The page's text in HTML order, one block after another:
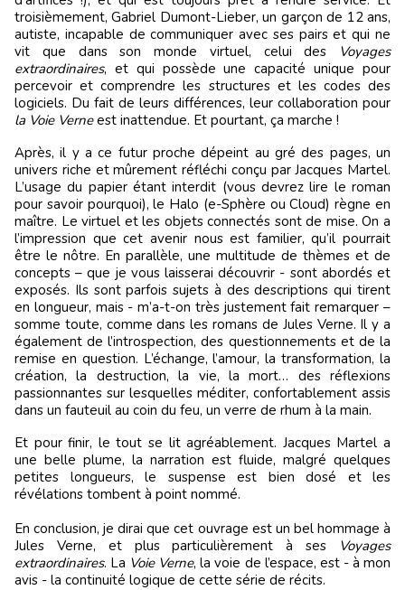
troisièmement, Gabriel Dumont-Lieber, un garçon de 12 ans,
autiste, incapable de communiquer avec ses pairs et qui ne
vit que dans son monde virtuel, celui des Voyages
extraordinaires, et qui possède une capacité unique pour
percevoir et comprendre les structures et les codes des
logiciels. Du fait de leurs différences, leur collaboration pour
la Voie Verneest inattendue. Et pourtant, ça marche !
Après, il y a ce futur proche dépeint au gré des pages, un
univers riche et mûrement réfléchi conçu par Jacques Martel.
L’usage du papier étant interdit (vous devrez lire le roman
pour savoir pourquoi), le Halo (e-Sphère ou Cloud) règne en
maître. Le virtuel et les objets connectés sont de mise. On a
l’impression que cet avenir nous est familier, qu’il pourrait
être le nôtre. En parallèle, une multitude de thèmes et de
concepts – que je vous laisserai découvrir - sont abordés et
exposés. Ils sont parfois sujets à des descriptions qui tirent
en longueur, mais - m’a-t-on très justement fait remarquer –
somme toute, comme dans les romans de Jules Verne. Il y a
également de l’introspection, des questionnements et de la
remise en question. L’échange, l’amour, la transformation, la
création, la destruction, la vie, la mort… des réflexions
passionnantes sur lesquelles méditer, confortablement assis
dans un fauteuil au coin du feu, un verre de rhum à la main.
Et pour finir, le tout se lit agréablement. Jacques Martel a
une belle plume, la narration est fluide, malgré quelques
petites longueurs, le suspense est bien dosé et les
révélations tombent à point nommé.
En conclusion, je dirai que cet ouvrage est un bel hommage à
Jules Verne, et plus particulièrement à ses Voyages
extraordinaires. La Voie Verne, la voie de l’espace, est - à mon
avis - la continuité logique de cette série de récits.